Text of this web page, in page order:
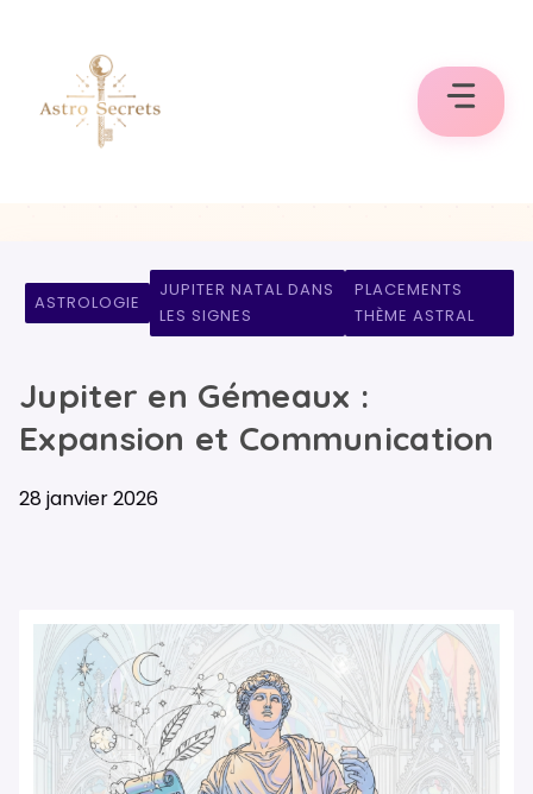
contenu
ASTROLOGIE
JUPITER NATAL DANS
LES SIGNES
PLACEMENTS
THÈME ASTRAL
Jupiter en Gémeaux :
Expansion et Communication
28 janvier 2026